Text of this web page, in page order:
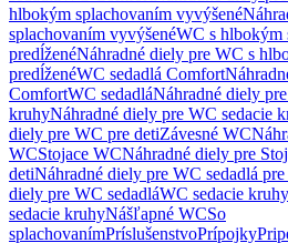
hlbokým splachovaním vyvýšené
splachovaním vyvýšenéWC s hlbokým
predĺženéNáhradné diely pre WC s
predĺženéWC sedadlá Comfort
ComfortWC sedadláNáhradné diely
kruhyNáhradné diely pre WC sedacie
diely pre WC pre detiZávesné WC
WCStojace WCNáhradné diely pre
detiNáhradné diely pre WC sedadlá pre
diely pre WC sedadláWC sedacie kruhy
sedacie kruhyNášľapné WCSo
splachovanímPríslušenstvoPrípojky